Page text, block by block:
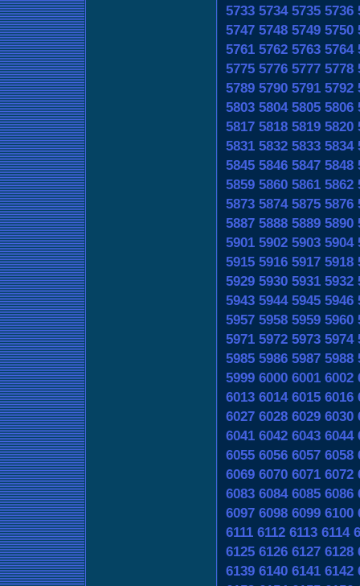
5733 5734 5735 5736
5747 5748 5749 5750
5761 5762 5763 5764
5775 5776 5777 5778
5789 5790 5791 5792
5803 5804 5805 5806
5817 5818 5819 5820
5831 5832 5833 5834
5845 5846 5847 5848
5859 5860 5861 5862
5873 5874 5875 5876
5887 5888 5889 5890
5901 5902 5903 5904
5915 5916 5917 5918
5929 5930 5931 5932
5943 5944 5945 5946
5957 5958 5959 5960
5971 5972 5973 5974
5985 5986 5987 5988
5999 6000 6001 6002
6013 6014 6015 6016
6027 6028 6029 6030
6041 6042 6043 6044
6055 6056 6057 6058
6069 6070 6071 6072
6083 6084 6085 6086
6097 6098 6099 6100
6111 6112 6113 6114
6125 6126 6127 6128
6139 6140 6141 6142